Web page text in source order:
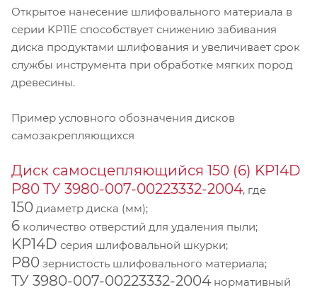
Открытое нанесение шлифовального материала в
серии KP11E способствует снижению забивания
диска продуктами шлифования и увеличивает срок
службы инструмента при обработке мягких пород
древесины.
Пример условного обозначения дисков
самозакрепляющихся
Диск самосцепляющийся 150 (6) KP14D
Р80 ТУ 3980-007-00223332-2004, где
150 диаметр диска (мм);
6 количество отверстий для удаления пыли;
KP14D серия шлифовальной шкурки;
P80 зернистость шлифовального материала;
ТУ 3980-007-00223332-2004 нормативный